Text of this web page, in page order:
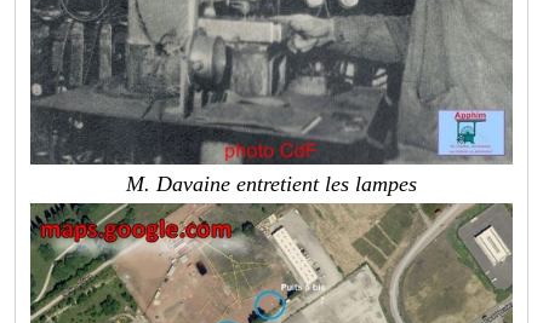
M. Davaine entretient les lampes